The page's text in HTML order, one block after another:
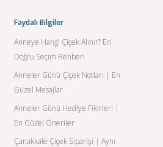
Faydalı Bilgiler
Anneye Hangi Çiçek Alınır? En
Doğru Seçim Rehberi
Anneler Günü Çiçek Notları | En
Güzel Mesajlar
Anneler Günü Hediye Fikirleri |
En Güzel Öneriler
Çanakkale Çiçek Siparişi | Aynı